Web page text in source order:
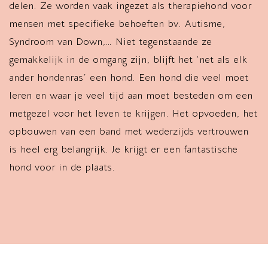
delen. Ze worden vaak ingezet als therapiehond voor
mensen met specifieke behoeften bv. Autisme,
Syndroom van Down,… Niet tegenstaande ze
gemakkelijk in de omgang zijn, blijft het ‘net als elk
ander hondenras’ een hond. Een hond die veel moet
leren en waar je veel tijd aan moet besteden om een
metgezel voor het leven te krijgen. Het opvoeden, het
opbouwen van een band met wederzijds vertrouwen
is heel erg belangrijk. Je krijgt er een fantastische
hond voor in de plaats.